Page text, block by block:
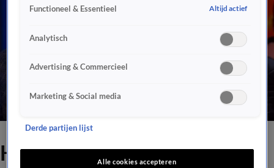
Hansie wil met Johan
Functioneel & Essentieel Altijd actief
Analytisch
Advertising & Commercieel
Marketing & Social media
Derde partijen lijst
Alle cookies accepteren